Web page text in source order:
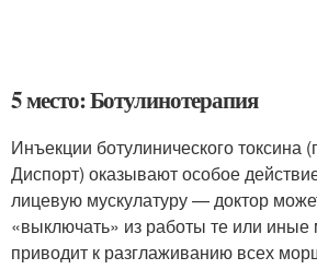
5 место: Ботулинотерапия
Инъекции ботулинического токсина
Диспорт) оказывают особое
лицевую мускулатуру — доктор
«выключать» из работы те или
приводит к разглаживанию всех